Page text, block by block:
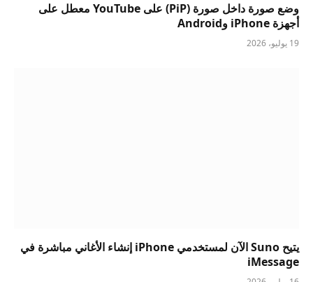
وضع صورة داخل صورة (PiP) على YouTube معطل على
أجهزة iPhone وAndroid
19 يوليو، 2026
يتيح Suno الآن لمستخدمي iPhone إنشاء الأغاني مباشرة في
iMessage